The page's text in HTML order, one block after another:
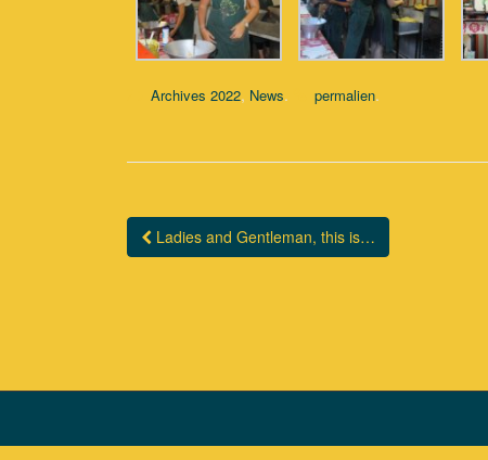
Archives 2022, News. permalien.
Navigation Article
Ladies and Gentleman, this is…